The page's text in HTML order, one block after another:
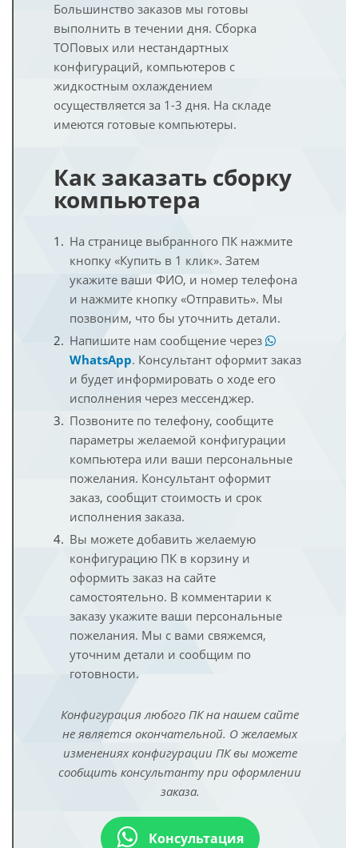
Большинство заказов мы готовы
выполнить в течении дня. Сборка
ТОПовых или нестандартных
конфигураций, компьютеров с
жидкостным охлаждением
осуществляется за 1-3 дня. На складе
имеются готовые компьютеры.
Как заказать сборку
компьютера
На странице выбранного ПК нажмите
кнопку «Купить в 1 клик». Затем
укажите ваши ФИО, и номер телефона
и нажмите кнопку «Отправить». Мы
позвоним, что бы уточнить детали.
Напишите нам сообщение через
WhatsApp. Консультант оформит заказ
и будет информировать о ходе его
исполнения через мессенджер.
Позвоните по телефону, сообщите
параметры желаемой конфигурации
компьютера или ваши персональные
пожелания. Консультант оформит
заказ, сообщит стоимость и срок
исполнения заказа.
Вы можете добавить желаемую
конфигурацию ПК в корзину и
оформить заказ на сайте
самостоятельно. В комментарии к
заказу укажите ваши персональные
пожелания. Мы с вами свяжемся,
уточним детали и сообщим по
готовности.
Конфигурация любого ПК на нашем сайте
не является окончательной. О желаемых
изменениях конфигурации ПК вы можете
сообщить консультанту при оформлении
заказа.
Консультация